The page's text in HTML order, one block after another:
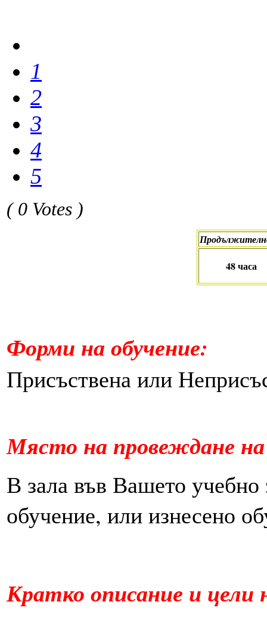
1
2
3
4
5
( 0 Votes )
48 часа
Форми на обучение:
Присъствена или
Място на провеждане
В зала във Вашето учебно
обучение, или изнесено
Кратко описание и цели